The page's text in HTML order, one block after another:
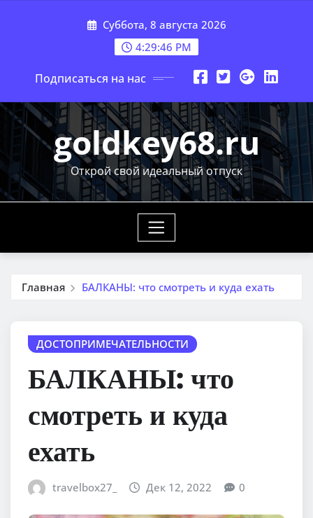
Суббота, 8 августа 2026
4:29:48 PM
Подписаться на нас
goldkey68.ru
Открой свой идеальный отпуск
Главная БАЛКАНЫ: что смотреть и куда ехать
ДОСТОПРИМЕЧАТЕЛЬНОСТИ
БАЛКАНЫ: что
смотреть и куда
ехать
travelbox27_ Дек 12, 2022 0